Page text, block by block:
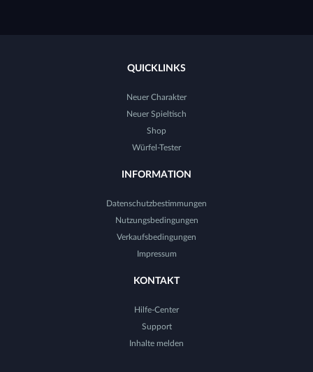
QUICKLINKS
Neuer Charakter
Neuer Spieltisch
Shop
Würfel-Tester
INFORMATION
Datenschutzbestimmungen
Nutzungsbedingungen
Verkaufsbedingungen
Impressum
KONTAKT
Hilfe-Center
Support
Inhalte melden